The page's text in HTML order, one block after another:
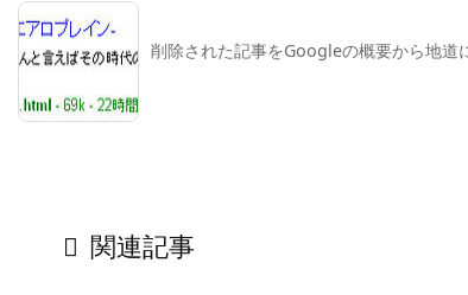
削除された記事をGoogleの概要から地道
 関連記事